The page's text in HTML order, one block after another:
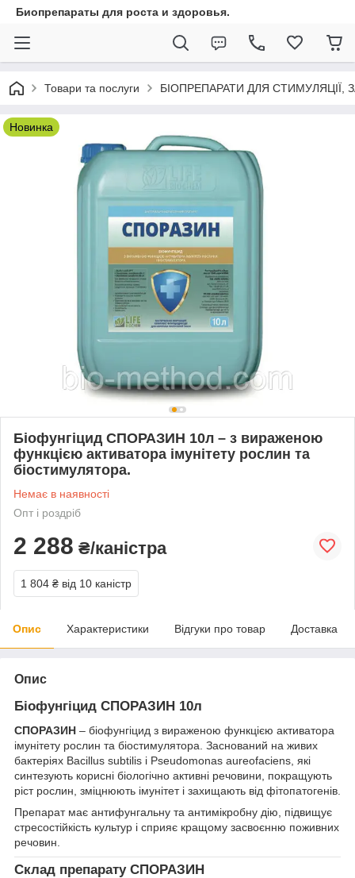
Биопрепараты для роста и здоровья.
Товари та послуги БІОПРЕПАРАТИ ДЛЯ
Новинка
Біофунгіцид СПОРАЗИН 10л – з вираженою
функцією активатора імунітету рослин та
біостимулятора.
Немає в наявності
Опт і роздріб
2 288 ₴/каністра
1 804 ₴ від 10 каністр
Опис Характеристики Відгуки про товар Доставка
Опис
Біофунгіцид СПОРАЗИН 10л
СПОРАЗИН – біофунгіцид з вираженою функцією активатора
імунітету рослин та біостимулятора. Заснований на живих
бактеріях Bacillus subtilis і Pseudomonas aureofaciens, які
синтезують корисні біологічно активні речовини, покращують
ріст рослин, зміцнюють імунітет і захищають від фітопатогенів.
Препарат має антифунгальну та антимікробну дію, підвищує
стресостійкість культур і сприяє кращому засвоєнню поживних
речовин.
Склад препарату СПОРАЗИН